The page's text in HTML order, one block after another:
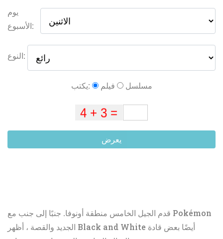
يوم
الأسبوع:
النوع:
يكتب: فيلم مسلسل
يعرض
قدم الجيل الخامس منطقة أونوفا. جنبًا إلى جنب مع Pokémon
الجديد والقصة ، أظهر Black and White أيضًا بعض قادة